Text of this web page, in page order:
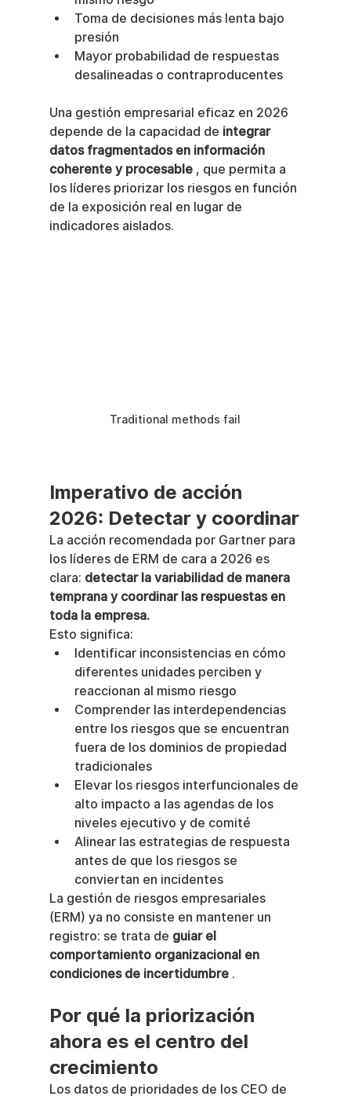
Toma de decisiones más lenta bajo
presión
Mayor probabilidad de respuestas
desalineadas o contraproducentes
Una gestión empresarial eficaz en 2026
depende de la capacidad de integrar
datos fragmentados en información
coherente y procesable , que permita a
los líderes priorizar los riesgos en función
de la exposición real en lugar de
indicadores aislados.
Traditional methods fail
Imperativo de acción
2026: Detectar y coordinar
La acción recomendada por Gartner para
los líderes de ERM de cara a 2026 es
clara: detectar la variabilidad de manera
temprana y coordinar las respuestas en
toda la empresa.
Esto significa:
Identificar inconsistencias en cómo
diferentes unidades perciben y
reaccionan al mismo riesgo
Comprender las interdependencias
entre los riesgos que se encuentran
fuera de los dominios de propiedad
tradicionales
Elevar los riesgos interfuncionales de
alto impacto a las agendas de los
niveles ejecutivo y de comité
Alinear las estrategias de respuesta
antes de que los riesgos se
conviertan en incidentes
La gestión de riesgos empresariales
(ERM) ya no consiste en mantener un
registro: se trata de guiar el
comportamiento organizacional en
condiciones de incertidumbre .
Por qué la priorización
ahora es el centro del
crecimiento
Los datos de prioridades de los CEO de